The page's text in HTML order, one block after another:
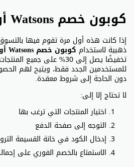
كوبون خصم Watsons أول طلب 2026
ذهبية لاستخدام كوبون خصم Watsons أول طلب
تخفيضًا يصل إلى 30% على
للمستخدمين الجدد فقط، ويتيح لهم
دون الحاجة إلى شروط معقدة.
لا تحتاج إلا إلى:
اختيار المنتجات التي ترغب بها
التوجه إلى صفحة الدفع
إدخال الكود في خانة القسيمة
الاستمتاع بالخصم الفوري على